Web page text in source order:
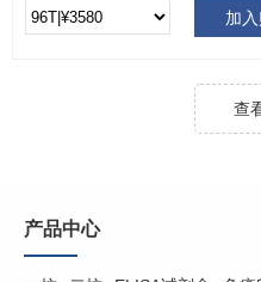
加
查
产品中心